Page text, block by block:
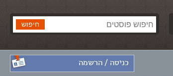
כניסה / הרשמה